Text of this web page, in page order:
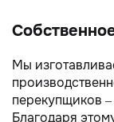
Мы
перекупщиков
Благодаря